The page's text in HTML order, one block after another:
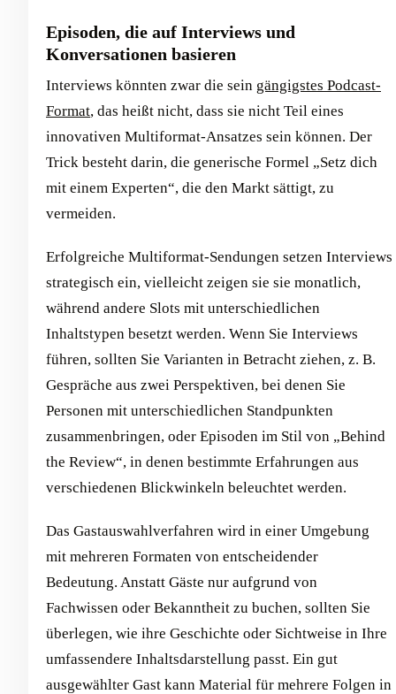
Episoden, die auf Interviews und
Konversationen basieren
Interviews könnten zwar die sein gängigstes Podcast-
Format, das heißt nicht, dass sie nicht Teil eines
innovativen Multiformat-Ansatzes sein können. Der
Trick besteht darin, die generische Formel „Setz dich
mit einem Experten“, die den Markt sättigt, zu
vermeiden.
Erfolgreiche Multiformat-Sendungen setzen Interviews
strategisch ein, vielleicht zeigen sie sie monatlich,
während andere Slots mit unterschiedlichen
Inhaltstypen besetzt werden. Wenn Sie Interviews
führen, sollten Sie Varianten in Betracht ziehen, z. B.
Gespräche aus zwei Perspektiven, bei denen Sie
Personen mit unterschiedlichen Standpunkten
zusammenbringen, oder Episoden im Stil von „Behind
the Review“, in denen bestimmte Erfahrungen aus
verschiedenen Blickwinkeln beleuchtet werden.
Das Gastauswahlverfahren wird in einer Umgebung
mit mehreren Formaten von entscheidender
Bedeutung. Anstatt Gäste nur aufgrund von
Fachwissen oder Bekanntheit zu buchen, sollten Sie
überlegen, wie ihre Geschichte oder Sichtweise in Ihre
umfassendere Inhaltsdarstellung passt. Ein gut
ausgewählter Gast kann Material für mehrere Folgen in